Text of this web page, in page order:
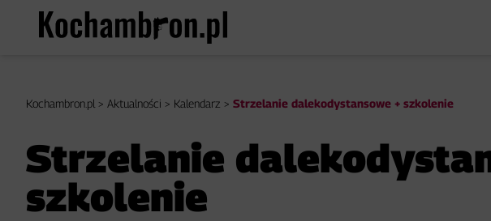
Kochambron.pl > Aktualności > Kalendarz > Strzelanie dalekodystansowe + szkolenie
Strzelanie
szkolenie